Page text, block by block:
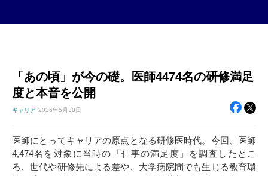
「あの頃」が今の礎。医師4474名の研修満足
度と本音を公開
キャリア 2026年5月30日
医師にとってキャリアの原点となる研修医時代。今回、医師
4,474名を対象に当時の「仕事の満足度」を調査したとこ
ろ、世代や研修先による差や、大学病院間でも生じる教育環